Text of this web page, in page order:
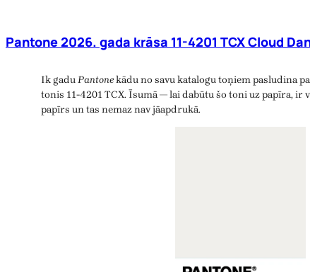
Pantone 2026. gada krāsa 11-4201 TCX Cloud
Ik gaduPantonekādu no savu katalogu toņiem pasludina
tonis 11-4201 TCX. Īsumā — lai dabūtu šo toni uz papīra, ir
papīrs un tas nemaz nav jāapdrukā.